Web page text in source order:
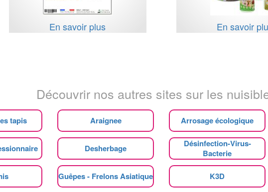
En savoir plus En savoir
Découvrir nos autres sites sur les
tapis Araignee Arrosage écologique
Desherbage
Désinfection-Virus-
Bacterie
Guêpes - Frelons Asiatique K3D